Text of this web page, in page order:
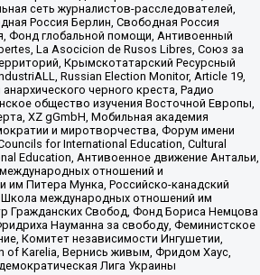
сеть журналистов-расследователей,
Россия Берлин, Свободная Россия
Фонд глобальной помощи, Антивоенный
La Asocicion de Rusos Libres, Союз за
Крымскотатарский Ресурсный
Russian Election Monitor, Article 19,
черного креста, Радио
общество изучения Восточной Европы,
XZ gGmbH, Мобильная академия
и миротворчества, Форум имени
for International Education, Cultural
Education, Антивоенное движение Антальи,
отношений и
им Питера Мунка, Российско-канадский
Школа международных отношений им
Гражданских Свобод, Фонд Бориса Немцова
Науманна за свободу, Феминистское
Комитет независимости Ингушетии,
of Karelia, Вернись живым, Фридом Хаус,
Лига Украины